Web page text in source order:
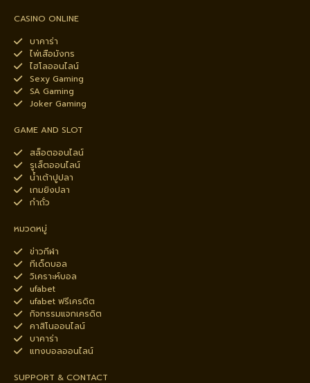
CASINO ONLINE
บาคาร่า
ไพ่เสือมังกร
ไฮโลออนไลน์
Sexy Gaming
SA Gaming
Joker Gaming
GAME AND SLOT
สล็อตออนไลน์
รูเล็ตออนไลน์
น้ำเต้าปูปลา
เกมยิงปลา
กำถั่ว
หมวดหมู่
ข่าวกีฬา
ทีเด็ดบอล
วิเคราะห์บอล
ufabet
ufabet ฟรีเครดิต
กิจกรรมแจกเครดิต
คาสิโนออนไลน์
บาคาร่า
แทงบอลออนไลน์
SUPPORT & CONTACT